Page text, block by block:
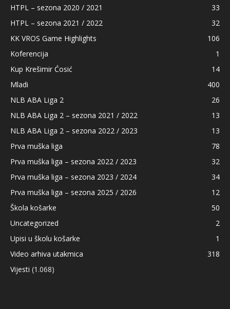
HTPL – sezona 2020 / 2021
33
HTPL – sezona 2021 / 2022
32
KK VROS Game Highlights
106
Koferencija
1
Kup Krešimir Ćosić
14
Mladi
400
NLB ABA Liga 2
26
NLB ABA Liga 2 – sezona 2021 / 2022
13
NLB ABA Liga 2 – sezona 2022 / 2023
13
Prva muška liga
78
Prva muška liga – sezona 2022 / 2023
32
Prva muška liga – sezona 2023 / 2024
34
Prva muška liga – sezona 2025 / 2026
12
Škola košarke
50
Uncategorized
2
Upisi u školu košarke
1
Video arhiva utakmica
318
Vijesti (1.068)